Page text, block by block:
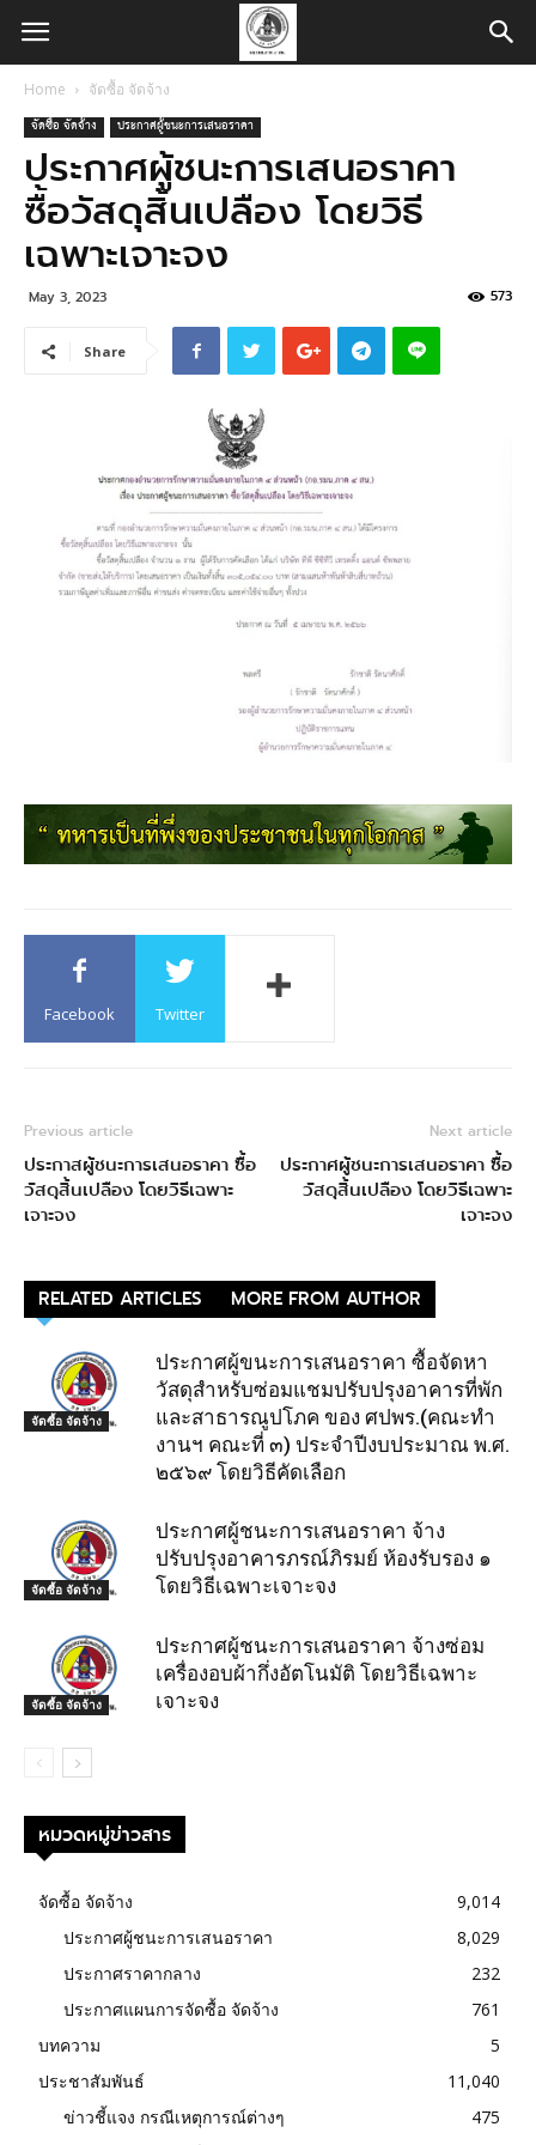
Home จัดซื้อ จัดจ้าง
จัดซื้อ จัดจ้าง ประกาศผู้ชนะการเสนอราคา
ประกาศผู้ชนะการเสนอราคา
ซื้อวัสดุสิ้นเปลือง โดยวิธี
เฉพาะเจาะจง
May 3, 2023 573
Share
Facebook Twitter
Previous article
ประกาสผู้ชนะการเสนอราคา ซื้อ
วัสดุสิ้นเปลือง โดยวิธีเฉพาะ
เจาะจง
Next article
ประกาศผู้ชนะการเสนอราคา ซื้อ
วัสดุสิ้นเปลือง โดยวิธีเฉพาะ
เจาะจง
RELATED ARTICLES MORE FROM AUTHOR
จัดซื้อ จัดจ้าง
ประกาศผู้ขนะการเสนอราคา ซื้อจัดหา
วัสดุสำหรับซ่อมแชมปรับปรุงอาคารที่พัก
และสาธารณูปโภค ของ ศปพร.(คณะทำ
งานฯ คณะที่ ๓) ประจำปีงบประมาณ พ.ศ.
๒๕๖๙ โดยวิธีคัดเลือก
จัดซื้อ จัดจ้าง
ประกาศผู้ชนะการเสนอราคา จ้าง
ปรับปรุงอาคารภรณ์ภิรมย์ ห้องรับรอง ๑
โดยวิธีเฉพาะเจาะจง
จัดซื้อ จัดจ้าง
ประกาศผู้ชนะการเสนอราคา จ้างซ่อม
เครื่องอบผ้ากึ่งอัตโนมัติ โดยวิธีเฉพาะ
เจาะจง
หมวดหมู่ข่าวสาร
จัดซื้อ จัดจ้าง
9,014
ประกาศผู้ชนะการเสนอราคา
8,029
ประกาศราคากลาง
232
ประกาศแผนการจัดซื้อ จัดจ้าง
761
บทความ
5
ประชาสัมพันธ์
11,040
ข่าวชี้แจง กรณีเหตุการณ์ต่างๆ
475